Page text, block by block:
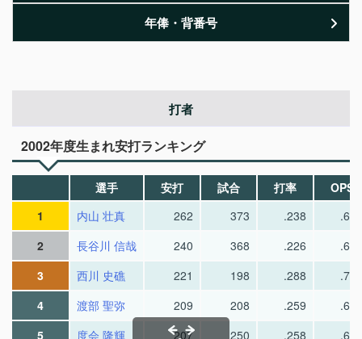
年俸・背番号
打者
2002年度生まれ安打ランキング
選手 安打 試合 打率
OPS
1
内山 壮真 262 373 .238
.666
2
長谷川 信哉 240 368 .226
.628
3
西川 史礁 221 198 .288
.742
4
渡部 聖弥 209 208 .259
.678
5
度会 隆輝 207 250 .258
.675